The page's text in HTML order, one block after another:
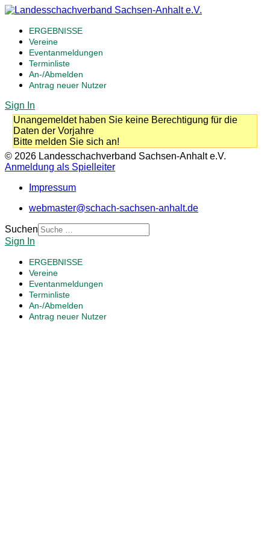
ERGEBNISSE
Vereine
Eventanmeldungen
Terminliste
An-/Abmelden
Antrag neuer Nutzer
Sign In
Unangemeldet haben Sie keine Berechtigung für die
Daten der Vorjahre
Bitte melden Sie sich an!
© 2026 Landesschachverband Sachsen-Anhalt e.V.
Anmeldung als Spielleiter
Impressum
webmaster@schach-sachsen-anhalt.de
Suchen
Sign In
ERGEBNISSE
Vereine
Eventanmeldungen
Terminliste
An-/Abmelden
Antrag neuer Nutzer